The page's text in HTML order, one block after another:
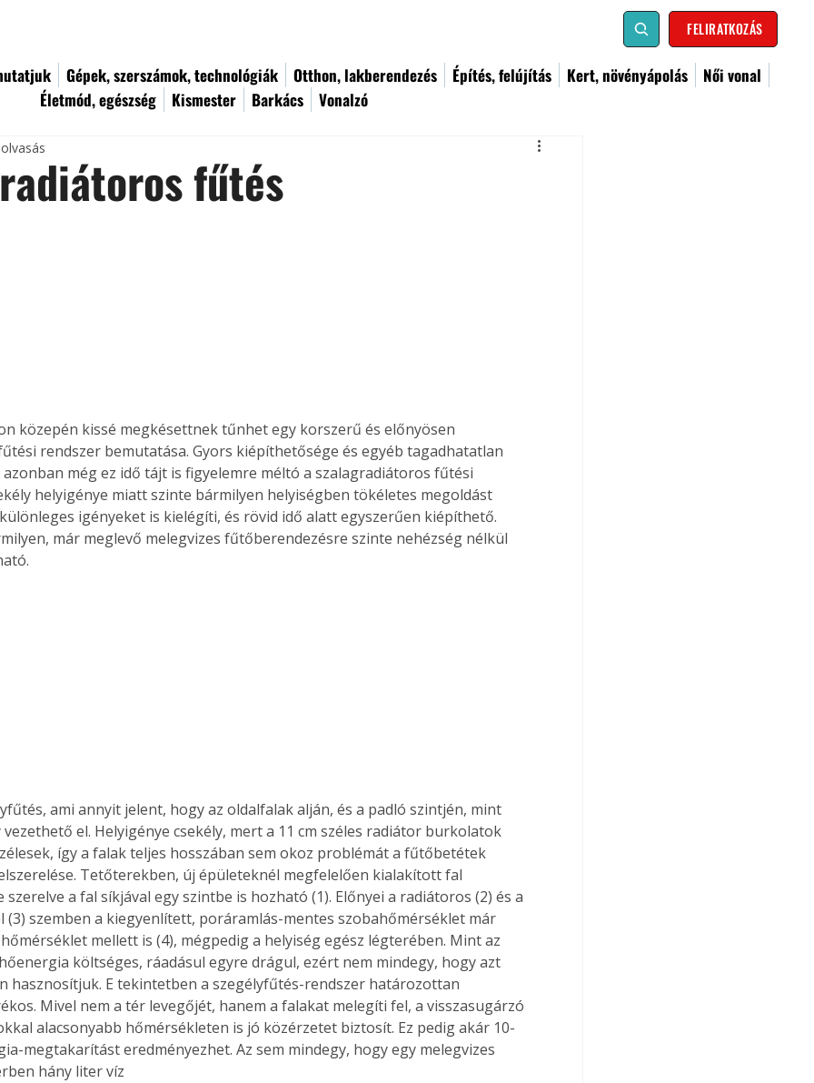
FELIRATKOZÁS
Gépek, szerszámok, technológiák Otthon, lakberendezés Építés, felújítás Kert, növényápolás
Női vonal
Életmód, egészség
Kismester Barkács Vonalzó
fűtés
közepén kissé megkésettnek tűnhet egy korszerű és előnyösen
rendszer bemutatása. Gyors kiépíthetősége és egyéb tagadhatatlan
még ez idő tájt is figyelemre méltó a szalagradiátoros fűtési
helyigénye miatt szinte bármilyen helyiségben tökéletes megoldást
igényeket is kielégíti, és rövid idő alatt egyszerűen kiépíthető.
már meglevő melegvizes fűtőberendezésre szinte nehézség nélkül
ami annyit jelent, hogy az oldalfalak alján, és a padló szintjén, mint
vezethető el. Helyigénye csekély, mert a 11 cm széles radiátor burkolatok
így a falak teljes hosszában sem okoz problémát a fűtőbetétek
Tetőterekben, új épületeknél megfelelően kialakított fal
szerelve a fal síkjával egy szintbe is hozható (1). Előnyei a radiátoros (2) és a
(3) szemben a kiegyenlített, poráramlás-mentes szobahőmérséklet már
mellett is (4), mégpedig a helyiség egész légterében. Mint az
költséges, ráadásul egyre drágul, ezért nem mindegy, hogy azt
hasznosítjuk. E tekintetben a szegélyfűtés-rendszer határozottan
Mivel nem a tér levegőjét, hanem a falakat melegíti fel, a visszasugárzó
alacsonyabb hőmérsékleten is jó közérzetet biztosít. Ez pedig akár 10-
megtakarítást eredményezhet. Az sem mindegy, hogy egy melegvizes
hány liter víz